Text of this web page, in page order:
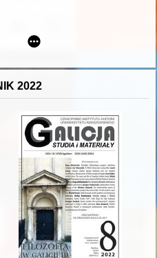
i powstanie struktur Polski
2022